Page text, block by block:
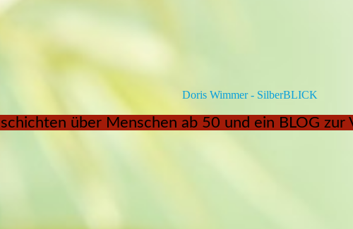
Doris Wimmer - SilberBLICK
über Menschen ab 50 und ein BLOG zur